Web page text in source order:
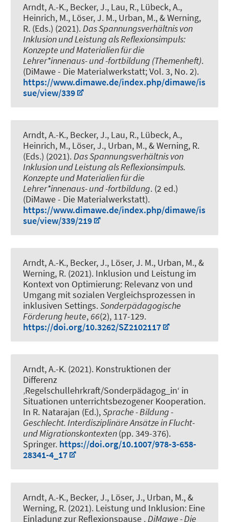
Arndt, A.-K., Becker, J., Lau, R., Lübeck, A.,
Heinrich, M., Löser, J. M., Urban, M., & Werning,
R. (Eds.) (2021).Das Spannungsverhältnis von
Inklusion und Leistung als Reflexionsimpuls:
Konzepte und Materialien für die
Lehrer*innenaus- und -fortbildung (Themenheft).
(DiMawe - Die Materialwerkstatt; Vol. 3, No. 2).
https://www.dimawe.de/index.php/dimawe/is
sue/view/339
Arndt, A.-K., Becker, J., Lau, R., Lübeck, A.,
Heinrich, M., Löser, J., Urban, M., & Werning, R.
(Eds.) (2021).Das Spannungsverhältnis von
Inklusion und Leistung als Reflexionsimpuls.
Konzepte und Materialien für die
Lehrer*innenaus- und -fortbildung. (2 ed.)
(DiMawe - Die Materialwerkstatt).
https://www.dimawe.de/index.php/dimawe/is
sue/view/339/219
Arndt, A.-K., Becker, J., Löser, J. M., Urban, M., &
Werning, R. (2021). Inklusion und Leistung im
Kontext von Optimierung: Relevanz von und
Umgang mit sozialen Vergleichsprozessen in
inklusiven Settings.Sonderpädagogische
Förderung heute, 66(2), 117-129.
https://doi.org/10.3262/SZ2102117
Arndt, A.-K. (2021). Konstruktionen der
Differenz
‚Regelschullehrkraft/Sonderpädagog_in‘ in
Situationen unterrichtsbezogener Kooperation.
In R. Natarajan (Ed.),Sprache - Bildung -
Geschlecht. Interdisziplinäre Ansätze in Flucht-
und Migrationskontexten(pp. 349-376).
Springer. https://doi.org/10.1007/978-3-658-
28341-4_17
Arndt, A.-K., Becker, J., Löser, J., Urban, M., &
Werning, R. (2021). Leistung und Inklusion: Eine
Einladung zur Reflexionspause .DiMawe - Die